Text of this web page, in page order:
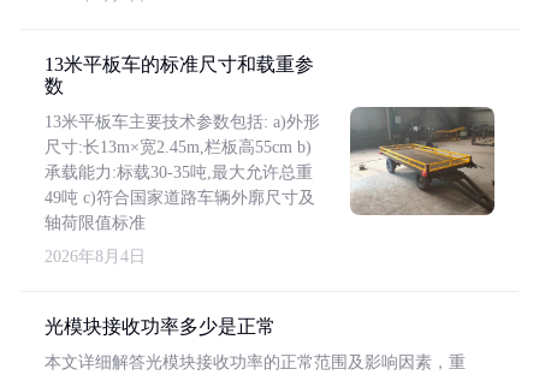
13米平板车的标准尺寸和载重参
数
13米平板车主要技术参数包括: a)外形
尺寸:长13m×宽2.45m,栏板高55cm b)
承载能力:标载30-35吨,最大允许总重
49吨 c)符合国家道路车辆外廓尺寸及
轴荷限值标准
2026年8月4日
光模块接收功率多少是正常
本文详细解答光模块接收功率的正常范围及影响因素，重